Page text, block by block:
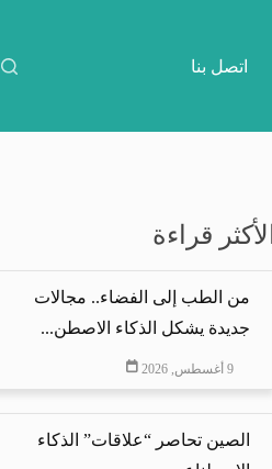
اتصل بنا
الأكثر قراءة
من الطب إلى الفضاء.. مجالات
جديدة يشكل الذكاء الاصطن...
9 أغسطس, 2026
الصين تحاصر “علاقات” الذكاء